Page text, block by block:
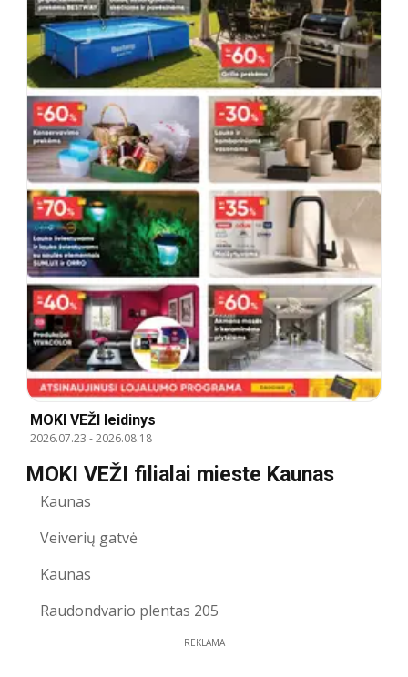
MOKI VEŽI leidinys
2026.07.23 -2026.08.18
MOKI VEŽI filialai mieste Kaunas
Kaunas
Veiverių gatvė
Kaunas
Raudondvario plentas 205
REKLAMA